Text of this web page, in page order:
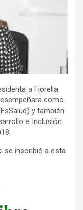
a Fiorella
como
y también
e Inclusión
se inscribió a esta